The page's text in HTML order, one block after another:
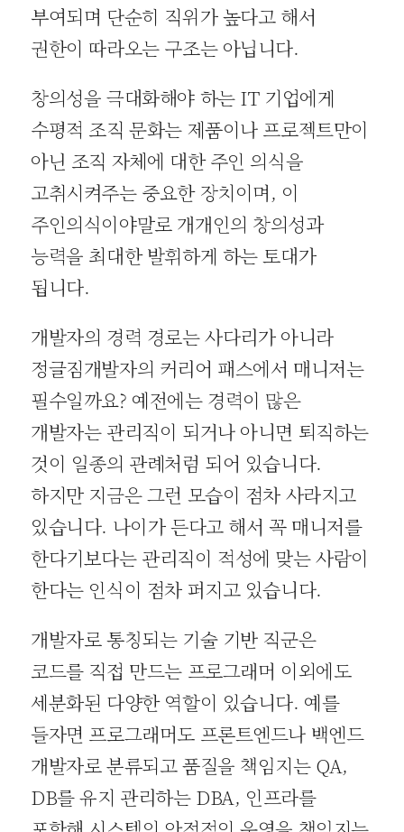
부여되며 단순히 직위가 높다고 해서
권한이 따라오는 구조는 아닙니다.
창의성을 극대화해야 하는 IT 기업에게
수평적 조직 문화는 제품이나 프로젝트만이
아닌 조직 자체에 대한 주인 의식을
고취시켜주는 중요한 장치이며, 이
주인의식이야말로 개개인의 창의성과
능력을 최대한 발휘하게 하는 토대가
됩니다.
개발자의 경력 경로는 사다리가 아니라
정글짐개발자의 커리어 패스에서 매니저는
필수일까요? 예전에는 경력이 많은
개발자는 관리직이 되거나 아니면 퇴직하는
것이 일종의 관례처럼 되어 있습니다.
하지만 지금은 그런 모습이 점차 사라지고
있습니다. 나이가 든다고 해서 꼭 매니저를
한다기보다는 관리직이 적성에 맞는 사람이
한다는 인식이 점차 퍼지고 있습니다.
개발자로 통칭되는 기술 기반 직군은
코드를 직접 만드는 프로그래머 이외에도
세분화된 다양한 역할이 있습니다. 예를
들자면 프로그래머도 프론트엔드나 백엔드
개발자로 분류되고 품질을 책임지는 QA,
DB를 유지 관리하는 DBA, 인프라를